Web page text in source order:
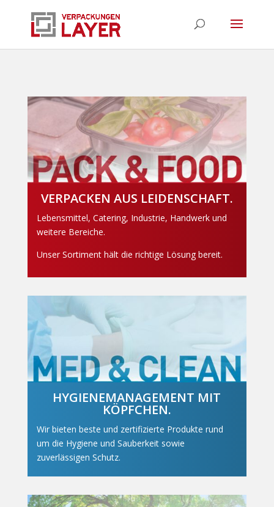
VERPACKEN AUS LEIDENSCHAFT.
Lebensmittel, Catering, Industrie, Handwerk und
weitere Bereiche.
Unser Sortiment hält die richtige Lösung bereit.
HYGIENEMANAGEMENT MIT
KÖPFCHEN.
Wir bieten beste und zertifizierte Produkte rund
um die Hygiene und Sauberkeit sowie
zuverlässigen Schutz.